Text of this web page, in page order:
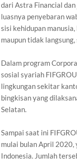
dari Astra Financial
luasnya penyebaran
sisi kehidupan
maupun tidak
Dalam program
sosial syariah
lingkungan sekitar
bingkisan yang
Selatan.
Sampai saat ini
mulai bulan April
Indonesia. Jumlah